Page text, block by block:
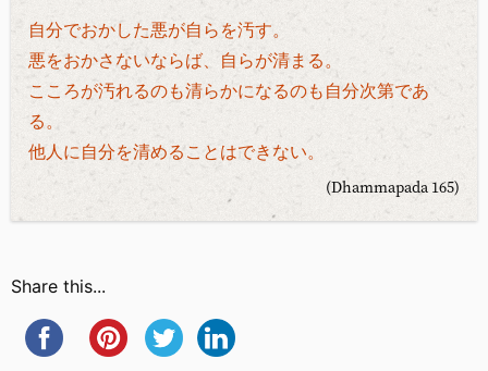
自分でおかした悪が自らを汚す。
悪をおかさないならば、自らが清まる。
こころが汚れるのも清らかになるのも自分次第であ
る。
他人に自分を清めることはできない。
(Dhammapada 165)
Share this...